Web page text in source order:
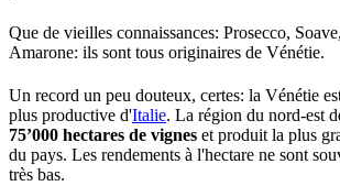
Que de vieilles connaissances: Prosecco,
Amarone: ils sont tous originaires de Vénétie.
Un record un peu douteux, certes: la Vénétie
plus productive d'Italie. La région du nord-est
75’000 hectares de vignes et produit la plus
du pays. Les rendements à l'hectare ne sont
très bas.